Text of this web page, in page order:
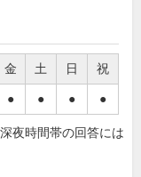
金 土 日 祝
● ● ● ●
夜時間帯の回答には